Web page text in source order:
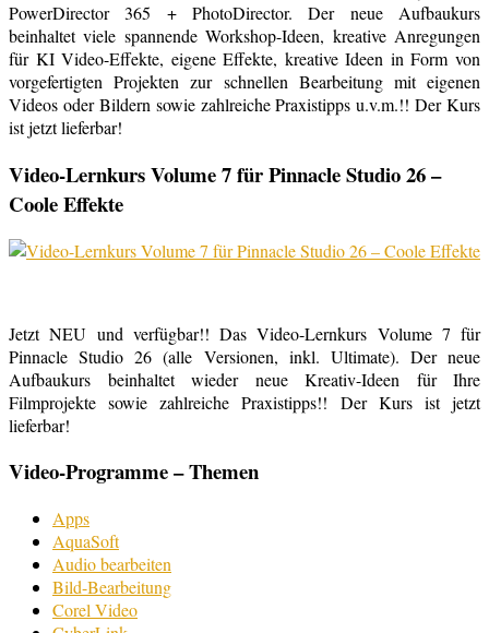
PowerDirector 365 + PhotoDirector. Der neue Aufbaukurs
beinhaltet viele spannende Workshop-Ideen, kreative Anregungen
für KI Video-Effekte, eigene Effekte, kreative Ideen in Form von
vorgefertigten Projekten zur schnellen Bearbeitung mit eigenen
Videos oder Bildern sowie zahlreiche Praxistipps u.v.m.!! Der Kurs
ist jetzt lieferbar!
Video-Lernkurs Volume 7 für Pinnacle Studio 26 –
Coole Effekte
Jetzt NEU und verfügbar!! Das Video-Lernkurs Volume 7 für
Pinnacle Studio 26 (alle Versionen, inkl. Ultimate). Der neue
Aufbaukurs beinhaltet wieder neue Kreativ-Ideen für Ihre
Filmprojekte sowie zahlreiche Praxistipps!! Der Kurs ist jetzt
lieferbar!
Video-Programme – Themen
Apps
AquaSoft
Audio bearbeiten
Bild-Bearbeitung
Corel Video